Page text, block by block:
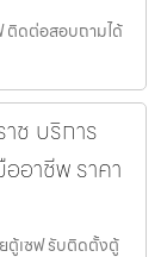
ติดต่อสอบถามได้
ช บริการ
อาชีพ ราคา
ตู้เซฟ รับติดตั้งตู้